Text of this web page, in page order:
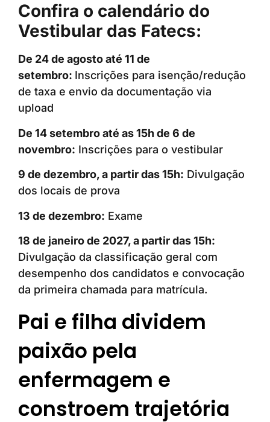
Confira o calendário do
Vestibular das Fatecs:
De 24 de agosto até 11 de
setembro: Inscrições para isenção/redução
de taxa e envio da documentação via
upload
De 14 setembro até as 15h de 6 de
novembro: Inscrições para o vestibular
9 de dezembro, a partir das 15h: Divulgação
dos locais de prova
13 de dezembro: Exame
18 de janeiro de 2027, a partir das 15h:
Divulgação da classificação geral com
desempenho dos candidatos e convocação
da primeira chamada para matrícula.
Pai e filha dividem
paixão pela
enfermagem e
constroem trajetória